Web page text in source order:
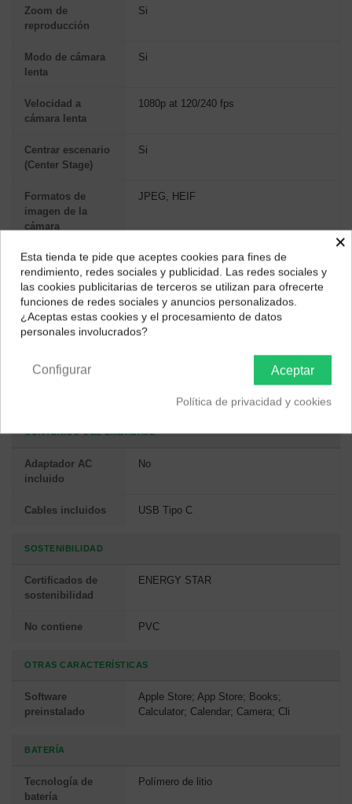
Zoom de
reproducción
Si
Modo de cámara
lenta
Si
Velocidad a
cámara lenta
1080p at 120/240 fps
Centrar escenario
(Center Stage)
Si
Formatos de
imagen de la
cámara
JPEG, HEIF
Modo de alto
rango dinámico
(HDR) de la
cámara
Si
vídeo de la
CONTENIDO DEL EMBALAJE
Adaptador AC
incluido
No
Cables incluidos USB Tipo C
SOSTENIBILIDAD
Certificados de
sostenibilidad
ENERGY STAR
No contiene PVC
OTRAS CARACTERÍSTICAS
Software
preinstalado
Apple Store; App Store; Books;
Calculator; Calendar; Camera; Cli
BATERÍA
Tecnología de
batería
Polímero de litio
¿Dónde deseas recibir tu pedido?
Selecciona tu ubicación para mostrarte los precios e
impuestos correctos para tu región.
×
Esta tienda te pide que aceptes cookies para fines de
rendimiento, redes sociales y publicidad. Las redes sociales y
las cookies publicitarias de terceros se utilizan para ofrecerte
funciones de redes sociales y anuncios personalizados.
¿Aceptas estas cookies y el procesamiento de datos
personales involucrados?
Aceptar
Configurar
Política de privacidad y cookies